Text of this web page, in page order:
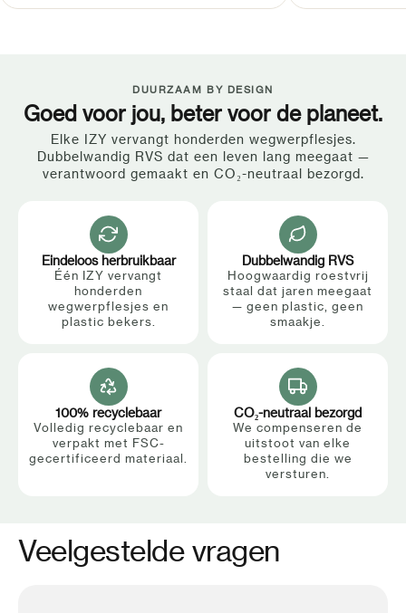
DUURZAAM BY DESIGN
Goed voor jou, beter voor de planeet.
Elke IZY vervangt honderden wegwerpflesjes.
Dubbelwandig RVS dat een leven lang meegaat —
verantwoord gemaakt en CO₂-neutraal bezorgd.
Eindeloos herbruikbaar
Één IZY vervangt
honderden
wegwerpflesjes en
plastic bekers.
Dubbelwandig RVS
Hoogwaardig roestvrij
staal dat jaren meegaat
— geen plastic, geen
smaakje.
100% recyclebaar
Volledig recyclebaar en
verpakt met FSC-
gecertificeerd materiaal.
CO₂-neutraal bezorgd
We compenseren de
uitstoot van elke
bestelling die we
versturen.
Veelgestelde vragen